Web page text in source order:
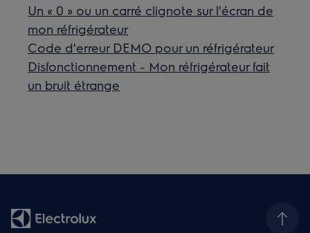
Un « 0 » ou un carré clignote sur l'écran de
mon réfrigérateur
Code d'erreur DEMO pour un réfrigérateur
Disfonctionnement - Mon réfrigérateur fait
un bruit étrange